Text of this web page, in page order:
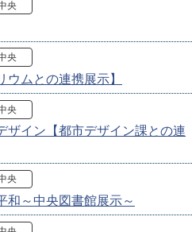
央
央
ムとの連携展示】
央
ザイン【都市デザイン課との連
央
和～中央図書館展示～